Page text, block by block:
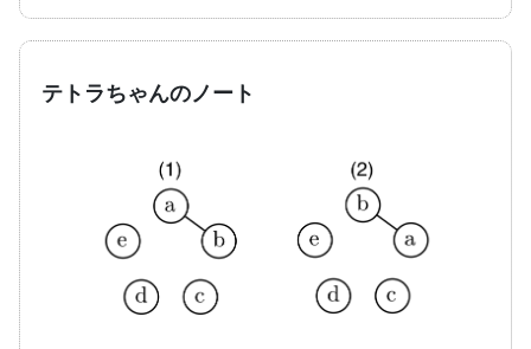
テトラちゃんのノート